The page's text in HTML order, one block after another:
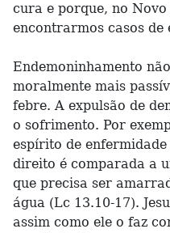
cura e porque, no
encontrarmos casos de
Endemoninhamento
moralmente mais
febre. A expulsão de
o sofrimento. Por
espírito de
direito é comparada a
que precisa ser
água (Lc 13.10-17).
assim como ele o faz